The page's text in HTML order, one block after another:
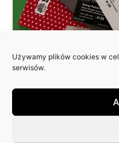
Używamy plików cookies w
serwisów.
ZAPRASZAMY
PISMA: SCENY